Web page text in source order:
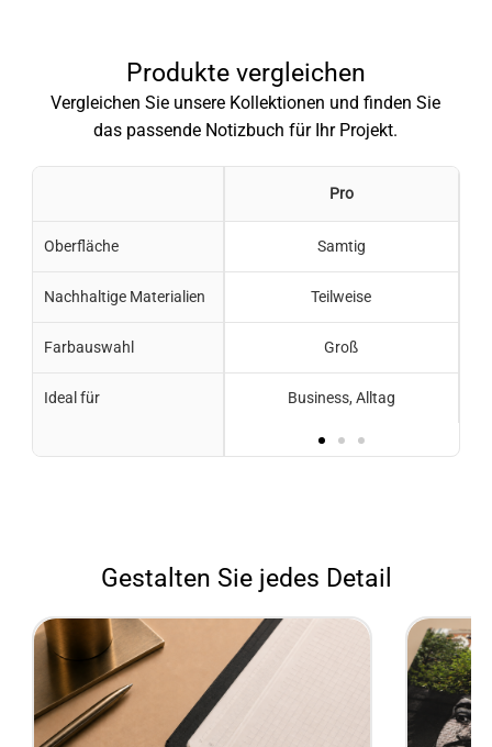
Produkte vergleichen
Vergleichen Sie unsere Kollektionen und finden Sie
das passende Notizbuch für Ihr Projekt.
Oberfläche
Nachhaltige Materialien
Farbauswahl
Ideal für
Pro
Samtig
Teilweise
Groß
Business, Alltag
Gestalten Sie jedes Detail